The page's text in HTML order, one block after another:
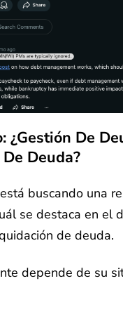
¿Gestión De
Deuda?
buscando una
se destaca en el
de deuda.
depende de su